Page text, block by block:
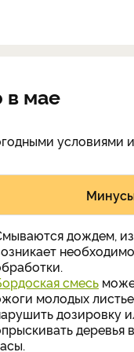
в мае
условиями
дождем,
смесь
молодых
дозировку
деревья